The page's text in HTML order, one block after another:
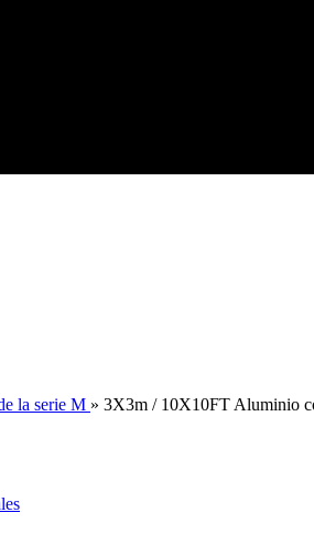
la serie M » 3X3m / 10X10FT Aluminio